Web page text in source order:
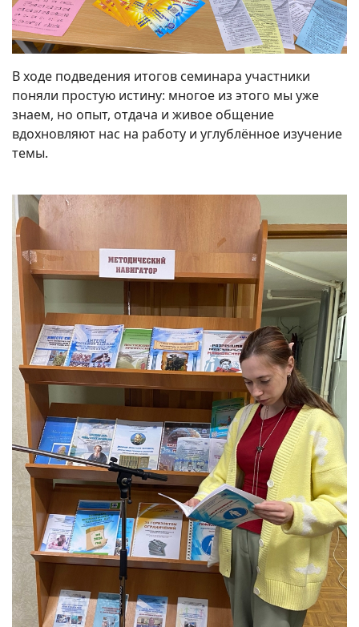
В ходе подведения итогов семинара участники
поняли простую истину: многое из этого мы уже
знаем, но опыт, отдача и живое общение
вдохновляют нас на работу и углублённое изучение
темы.